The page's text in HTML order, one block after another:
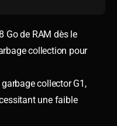
Go de RAM dès le
collection pour
collector G1,
une faible